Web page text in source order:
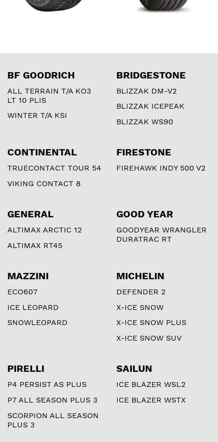
BF GOODRICH
ALL TERRAIN T/A KO3
LT 10 PLIS
WINTER T/A KSI
BRIDGESTONE
BLIZZAK DM-V2
BLIZZAK ICEPEAK
BLIZZAK WS90
CONTINENTAL
TRUECONTACT TOUR 54
VIKING CONTACT 8
FIRESTONE
FIREHAWK INDY 500 V2
GENERAL
ALTIMAX ARCTIC 12
ALTIMAX RT45
GOOD YEAR
GOODYEAR WRANGLER
DURATRAC RT
MAZZINI
ECO607
ICE LEOPARD
SNOWLEOPARD
MICHELIN
DEFENDER 2
X-ICE SNOW
X-ICE SNOW PLUS
X-ICE SNOW SUV
PIRELLI
P4 PERSIST AS PLUS
P7 ALL SEASON PLUS 3
SCORPION ALL SEASON
PLUS 3
SAILUN
ICE BLAZER WSL2
ICE BLAZER WSTX